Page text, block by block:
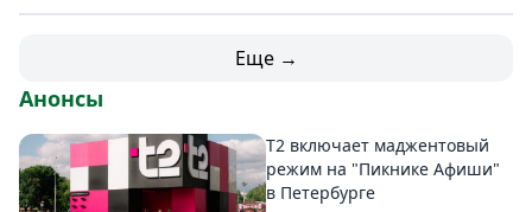
Еще →
Анонсы
Т2 включает маджентовый
режим на "Пикнике Афиши"
в Петербурге